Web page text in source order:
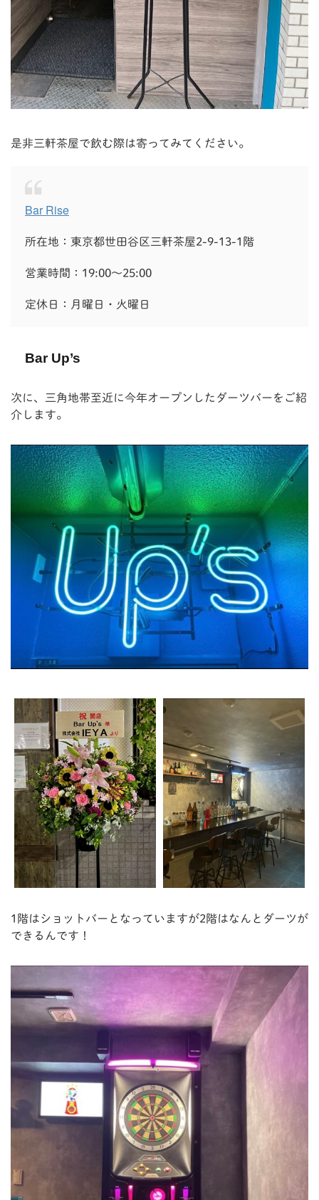
是非三軒茶屋で飲む際は寄ってみてください。
Bar Rise
所在地：東京都世田谷区三軒茶屋2-9-13-1階
営業時間：19:00～25:00
定休日：月曜日・火曜日
Bar Up’s
次に、三角地帯至近に今年オープンしたダーツバーをご紹
介します。
1階はショットバーとなっていますが2階はなんとダーツが
できるんです！